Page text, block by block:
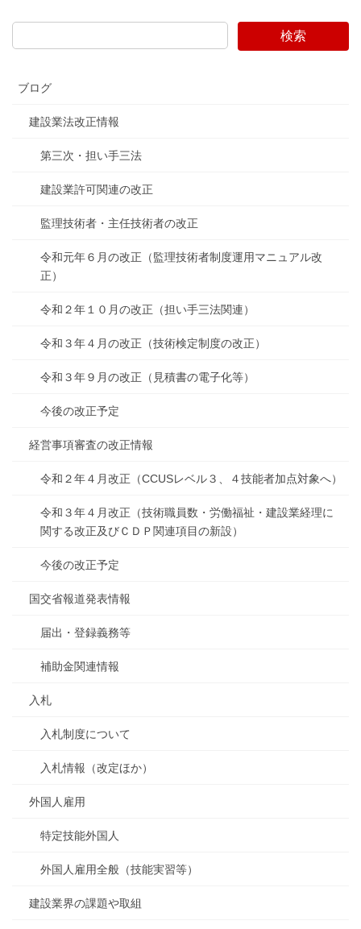
検索
ブログ
建設業法改正情報
第三次・担い手三法
建設業許可関連の改正
監理技術者・主任技術者の改正
令和元年６月の改正（監理技術者制度運用マニュアル改
正）
令和２年１０月の改正（担い手三法関連）
令和３年４月の改正（技術検定制度の改正）
令和３年９月の改正（見積書の電子化等）
今後の改正予定
経営事項審査の改正情報
令和２年４月改正（CCUSレベル３、４技能者加点対象へ）
令和３年４月改正（技術職員数・労働福祉・建設業経理に
関する改正及びＣＤＰ関連項目の新設）
今後の改正予定
国交省報道発表情報
届出・登録義務等
補助金関連情報
入札
入札制度について
入札情報（改定ほか）
外国人雇用
特定技能外国人
外国人雇用全般（技能実習等）
建設業界の課題や取組